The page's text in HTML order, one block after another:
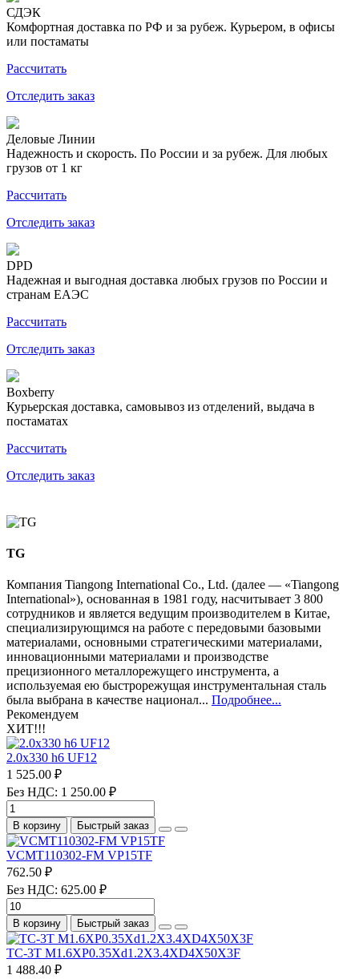
СДЭК
Комфортная доставка по РФ и за рубеж. Курьером, в офисы
или постаматы
Рассчитать
Отследить заказ
Деловые Линии
Надежность и скорость. По России и за рубеж. Для любых
грузов от 1 кг
Рассчитать
Отследить заказ
DPD
Надежная и выгодная доставка любых грузов по России и
странам ЕАЭС
Рассчитать
Отследить заказ
Boxberry
Курьерская доставка, самовывоз из отделений, выдача в
постаматах
Рассчитать
Отследить заказ
TG
Компания Tiangong International Co., Ltd. (далее — «Tiangong
International»), основанная в 1981 году, насчитывает 3 800
сотрудников и является ведущим производителем в Китае,
специализирующимся на работе с передовыми базовыми
материалами, основными стратегическими материалами,
инновационными материалами и производстве
прецизионного металлорежущего инструмента, а
используемая ею быстрорежущая инструментальная сталь
была выбрана в качестве национал... Подробнее...
Рекомендуем
ХИТ!!!
2.0х330 h6 UF12
1 525.00 ₽
Без НДС: 1 250.00 ₽
В корзину Быстрый заказ
VCMT110302-FM VP15TF
762.50 ₽
Без НДС: 625.00 ₽
В корзину Быстрый заказ
TC-3T M1.6XP0.35Xd1.2X3.4XD4X50X3F
1 488.40 ₽